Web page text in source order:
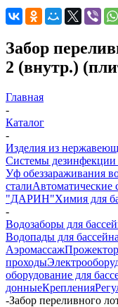
Забор
2 (внутр.)
Главная
-
Каталог
-
Изделия из
Системы дезинфекции
Уф обеззараживания
сталиАвтоматические
"ДАРИН"Химия для
-
Водозаборы для
Водопады для бассейна
Аэромассаж
проходы
оборудование для
донныеКрепления
-Забор переливного